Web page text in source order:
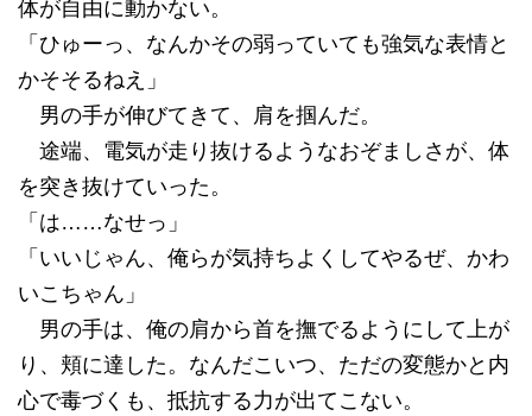
体が自由に動かない。
「ひゅーっ、なんかその弱っていても強気な表情と
かそそるねえ」
男の手が伸びてきて、肩を掴んだ。
途端、電気が走り抜けるようなおぞましさが、体
を突き抜けていった。
「は……なせっ」
「いいじゃん、俺らが気持ちよくしてやるぜ、かわ
いこちゃん」
男の手は、俺の肩から首を撫でるようにして上が
り、頬に達した。なんだこいつ、ただの変態かと内
心で毒づくも、抵抗する力が出てこない。